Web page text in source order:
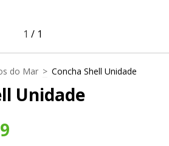
1 / 1
do Mar > Concha Shell Unidade
Unidade